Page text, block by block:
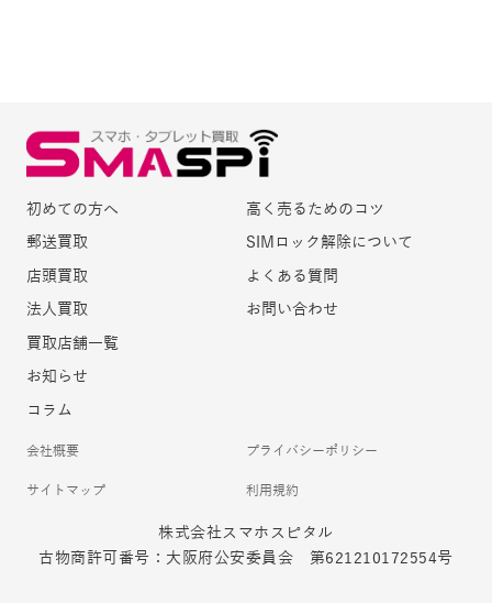
初めての方へ
郵送買取
店頭買取
法人買取
買取店舗一覧
お知らせ
コラム
高く売るためのコツ
SIMロック解除について
よくある質問
お問い合わせ
会社概要 プライバシーポリシー
サイトマップ 利用規約
株式会社スマホスピタル
古物商許可番号：大阪府公安委員会 第621210172554号